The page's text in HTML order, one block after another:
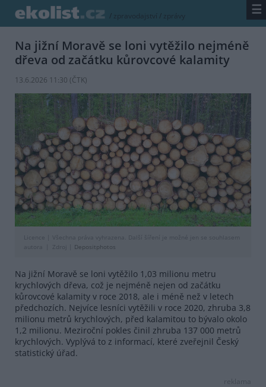
/ zpravodajství / zprávy ☰
Na jižní Moravě se loni vytěžilo nejméně
dřeva od začátku kůrovcové kalamity
13.6.2026 11:30 (ČTK)
Licence |
Všechna práva vyhrazena. Další šíření je možné jen se souhlasem
autora
Zdroj | Depositphotos
Na jižní Moravě se loni vytěžilo 1,03 milionu metru
krychlových dřeva, což je nejméně nejen od začátku
kůrovcové kalamity v roce 2018, ale i méně než v letech
předchozích. Nejvíce lesníci vytěžili v roce 2020, zhruba 3,8
milionu metrů krychlových, před kalamitou to bývalo okolo
1,2 milionu. Meziroční pokles činil zhruba 137 000 metrů
krychlových. Vyplývá to z informací, které zveřejnil Český
statistický úřad.
reklama